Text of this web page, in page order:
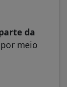
da
meio